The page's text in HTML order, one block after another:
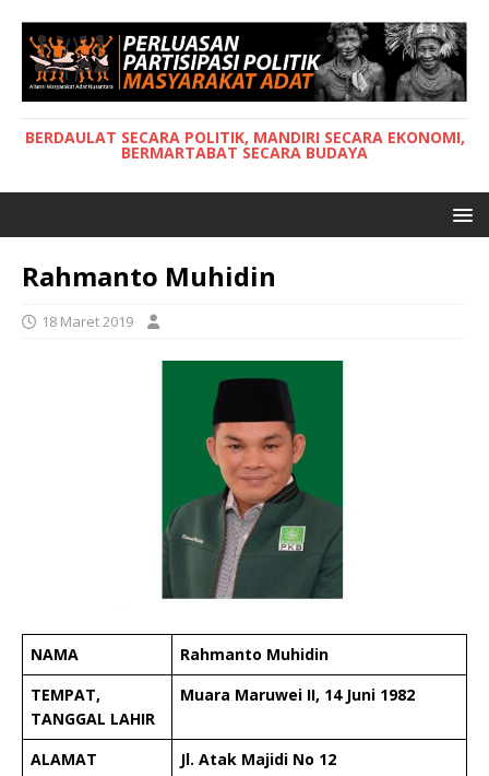
BERDAULAT SECARA POLITIK, MANDIRI SECARA EKONOMI,
BERMARTABAT SECARA BUDAYA
Rahmanto Muhidin
18 Maret 2019
NAMA
Rahmanto Muhidin
TEMPAT,
TANGGAL LAHIR
Muara Maruwei II, 14 Juni 1982
ALAMAT
Jl. Atak Majidi No 12